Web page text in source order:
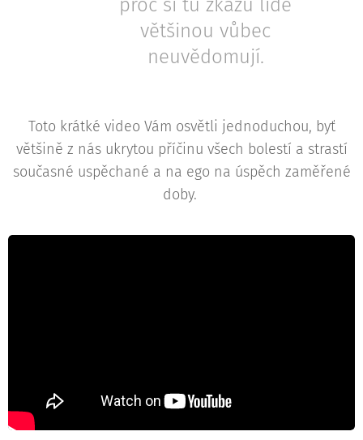
proč si tu zkázu lidé
většinou vůbec
neuvědomují.
Toto krátké video Vám osvětli jednoduchou, byť
většině z nás ukrytou příčinu všech bolestí a strastí
současné uspěchané a na ego na úspěch zaměřené
doby.